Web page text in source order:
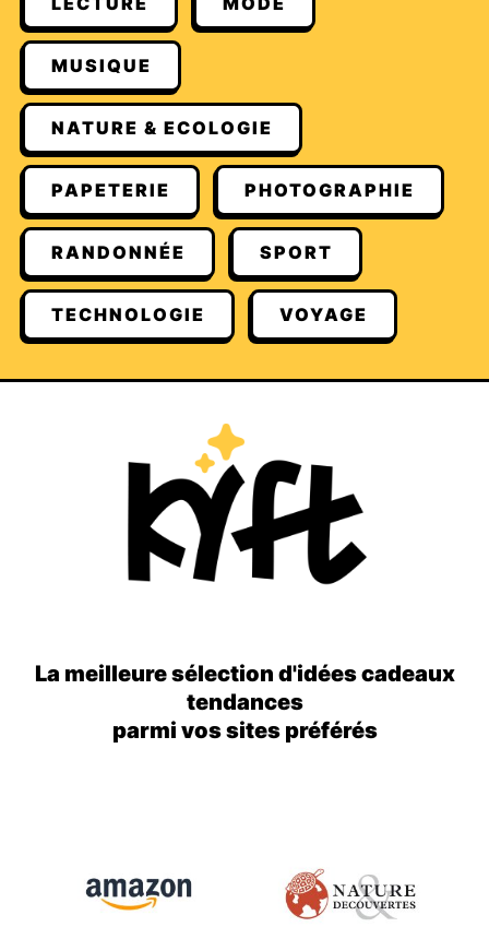
MUSIQUE
NATURE & ECOLOGIE
PAPETERIE PHOTOGRAPHIE
RANDONNÉE SPORT
TECHNOLOGIE VOYAGE
La meilleure sélection d'idées cadeaux
tendances
parmi vos sites préférés